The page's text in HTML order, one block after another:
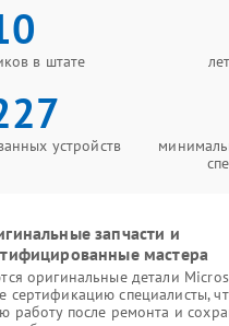
в штате
устройств
запчасти и
мастера
оригинальные детали
сертификацию специалисты,
работу после ремонта и